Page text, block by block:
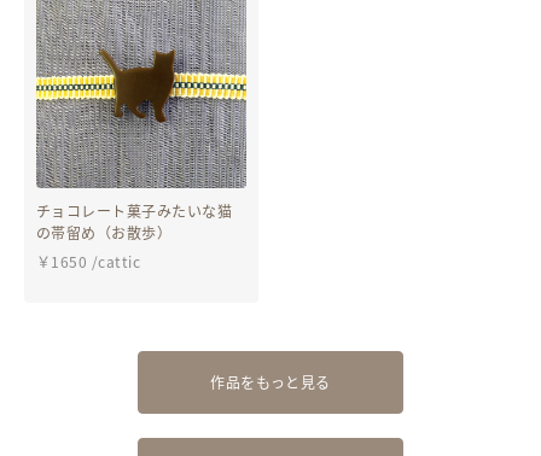
チョコレート菓子みたいな猫
の帯留め（お散歩）
￥1650 /cattic
作品をもっと見る